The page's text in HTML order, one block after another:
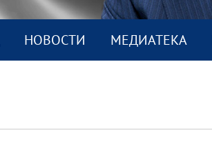
НОВОСТИ МEДИАТEКА